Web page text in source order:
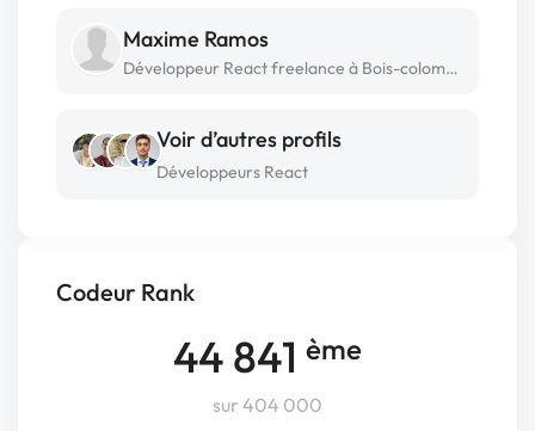
Codeur Rank
44 841 ème
sur 404 000
Maxime Ramos
Développeur React freelance à Bois-colombes
Voir d’autres profils
Développeurs React